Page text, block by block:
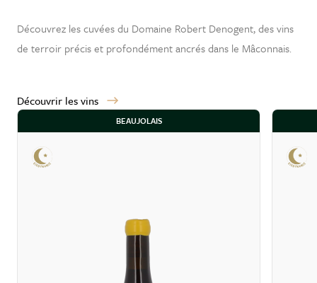
Découvrez les cuvées du Domaine Robert Denogent, des vins
de terroir précis et profondément ancrés dans le Mâconnais.
Découvrir les vins
BEAUJOLAIS